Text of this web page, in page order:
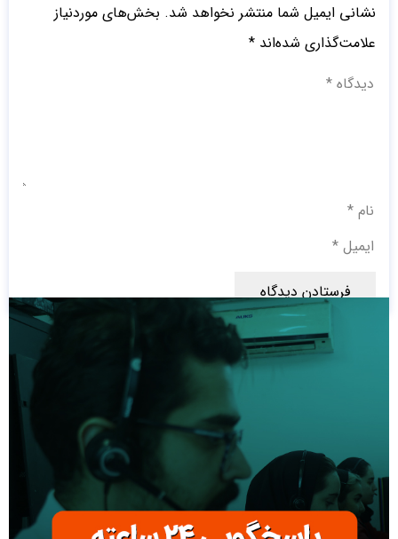
نشانی ایمیل شما منتشر نخواهد شد. بخش‌های موردنیاز
علامت‌گذاری شده‌اند *
فرستادن دیدگاه